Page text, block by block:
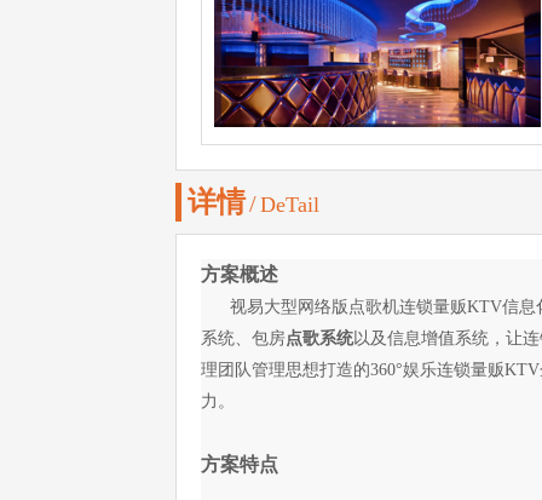
详情/DeTail
方案概述
视易大型网络版点歌机连锁量贩KTV信息
系统、包房点歌系统以及信息增值系统 ，让
理团队管理思想打造的360°娱乐连锁量贩
力。
方案特点